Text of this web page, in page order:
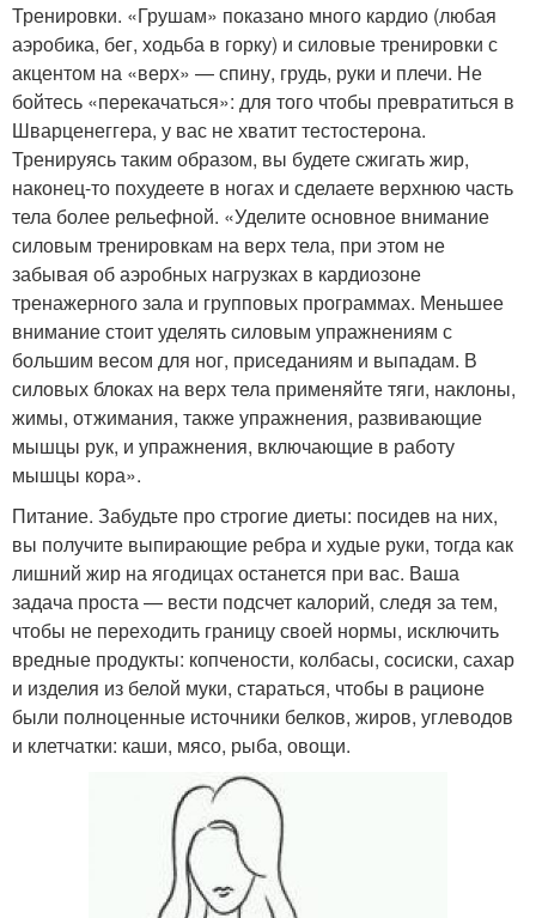
Тренировки. «Грушам» показано много кардио (любая
аэробика, бег, ходьба в горку) и силовые тренировки с
акцентом на «верх» — спину, грудь, руки и плечи. Не
бойтесь «перекачаться»: для того чтобы превратиться в
Шварценеггера, у вас не хватит тестостерона.
Тренируясь таким образом, вы будете сжигать жир,
наконец-то похудеете в ногах и сделаете верхнюю часть
тела более рельефной. «Уделите основное внимание
силовым тренировкам на верх тела, при этом не
забывая об аэробных нагрузках в кардиозоне
тренажерного зала и групповых программах. Меньшее
внимание стоит уделять силовым упражнениям с
большим весом для ног, приседаниям и выпадам. В
силовых блоках на верх тела применяйте тяги, наклоны,
жимы, отжимания, также упражнения, развивающие
мышцы рук, и упражнения, включающие в работу
мышцы кора».
Питание. Забудьте про строгие диеты: посидев на них,
вы получите выпирающие ребра и худые руки, тогда как
лишний жир на ягодицах останется при вас. Ваша
задача проста — вести подсчет калорий, следя за тем,
чтобы не переходить границу своей нормы, исключить
вредные продукты: копчености, колбасы, сосиски, сахар
и изделия из белой муки, стараться, чтобы в рационе
были полноценные источники белков, жиров, углеводов
и клетчатки: каши, мясо, рыба, овощи.